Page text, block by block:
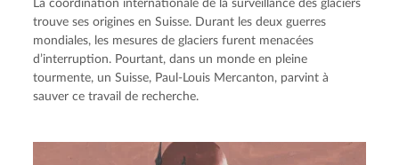
La coordination internationale de la surveillance des glaciers
trouve ses origines en Suisse. Durant les deux guerres
mondiales, les mesures de glaciers furent menacées
d’interruption. Pourtant, dans un monde en pleine
tourmente, un Suisse, Paul-Louis Mercanton, parvint à
sauver ce travail de recherche.